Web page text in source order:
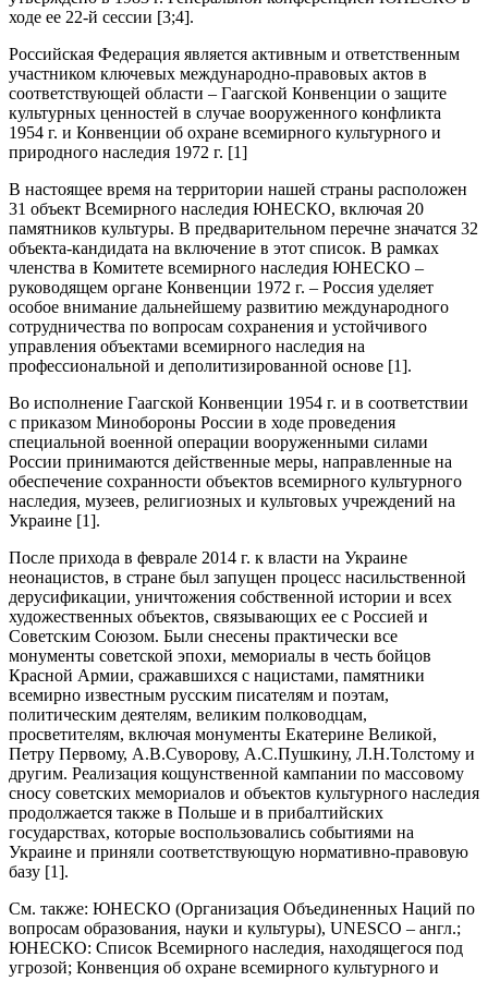
ходе ее 22-й сессии [3;4].
Российская Федерация является активным и ответственным
участником ключевых международно-правовых актов в
соответствующей области – Гаагской Конвенции о защите
культурных ценностей в случае вооруженного конфликта
1954 г. и Конвенции об охране всемирного культурного и
природного наследия 1972 г. [1]
В настоящее время на территории нашей страны расположен
31 объект Всемирного наследия ЮНЕСКО, включая 20
памятников культуры. В предварительном перечне значатся 32
объекта-кандидата на включение в этот список. В рамках
членства в Комитете всемирного наследия ЮНЕСКО –
руководящем органе Конвенции 1972 г. – Россия уделяет
особое внимание дальнейшему развитию международного
сотрудничества по вопросам сохранения и устойчивого
управления объектами всемирного наследия на
профессиональной и деполитизированной основе [1].
Во исполнение Гаагской Конвенции 1954 г. и в соответствии
с приказом Минобороны России в ходе проведения
специальной военной операции вооруженными силами
России принимаются действенные меры, направленные на
обеспечение сохранности объектов всемирного культурного
наследия, музеев, религиозных и культовых учреждений на
Украине [1].
После прихода в феврале 2014 г. к власти на Украине
неонацистов, в стране был запущен процесс насильственной
дерусификации, уничтожения собственной истории и всех
художественных объектов, связывающих ее с Россией и
Советским Союзом. Были снесены практически все
монументы советской эпохи, мемориалы в честь бойцов
Красной Армии, сражавшихся с нацистами, памятники
всемирно известным русским писателям и поэтам,
политическим деятелям, великим полководцам,
просветителям, включая монументы Екатерине Великой,
Петру Первому, А.В.Суворову, А.С.Пушкину, Л.Н.Толстому и
другим. Реализация кощунственной кампании по массовому
сносу советских мемориалов и объектов культурного наследия
продолжается также в Польше и в прибалтийских
государствах, которые воспользовались событиями на
Украине и приняли соответствующую нормативно-правовую
базу [1].
См. также: ЮНЕСКО (Организация Объединенных Наций по
вопросам образования, науки и культуры), UNESCO – англ.;
ЮНЕСКО: Список Всемирного наследия, находящегося под
угрозой; Конвенция об охране всемирного культурного и